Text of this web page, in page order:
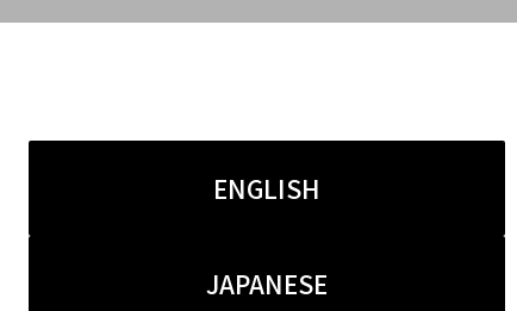
ENGLISH
JAPANESE